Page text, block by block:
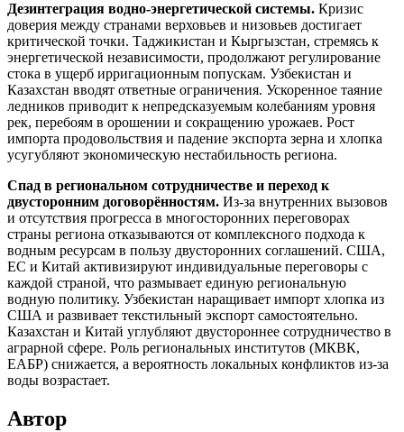
Дезинтеграция водно-энергетической системы. Кризис
доверия между странами верховьев и низовьев достигает
критической точки. Таджикистан и Кыргызстан, стремясь к
энергетической независимости, продолжают регулирование
стока в ущерб ирригационным попускам. Узбекистан и
Казахстан вводят ответные ограничения. Ускоренное таяние
ледников приводит к непредсказуемым колебаниям уровня
рек, перебоям в орошении и сокращению урожаев. Рост
импорта продовольствия и падение экспорта зерна и хлопка
усугубляют экономическую нестабильность региона.
Спад в региональном сотрудничестве и переход к
двусторонним договорённостям. Из-за внутренних вызовов
и отсутствия прогресса в многосторонних переговорах
страны региона отказываются от комплексного подхода к
водным ресурсам в пользу двусторонних соглашений. США,
ЕС и Китай активизируют индивидуальные переговоры с
каждой страной, что размывает единую региональную
водную политику. Узбекистан наращивает импорт хлопка из
США и развивает текстильный экспорт самостоятельно.
Казахстан и Китай углубляют двустороннее сотрудничество в
аграрной сфере. Роль региональных институтов (МКВК,
ЕАБР) снижается, а вероятность локальных конфликтов из-за
воды возрастает.
Автор